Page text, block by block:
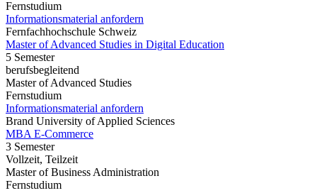
Fernstudium
Informationsmaterial anfordern
Fernfachhochschule Schweiz
Master of Advanced Studies in Digital Education
5 Semester
berufsbegleitend
Master of Advanced Studies
Fernstudium
Informationsmaterial anfordern
Brand University of Applied Sciences
MBA E-Commerce
3 Semester
Vollzeit, Teilzeit
Master of Business Administration
Fernstudium